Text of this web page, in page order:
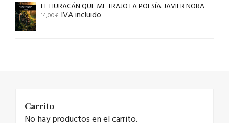
EL HURACÁN QUE ME TRAJO LA POESÍA. JAVIER NORA
14,00€ IVA incluido
Carrito
No hay productos en el carrito.